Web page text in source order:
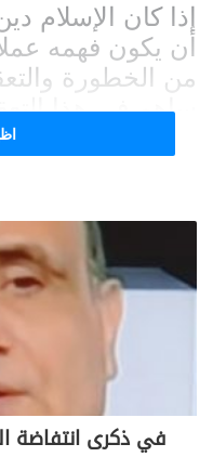
إذا كان الإسلام
أن يكون فهمه
من الخطورة
ساهم في هذا
التي نشأت على
التفاعل مع
مرحلة إنتشار
في ذكرى انتفاضة